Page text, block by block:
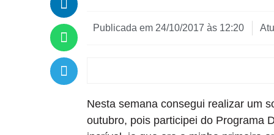
Publicada em 24/10/2017 às 12:20
Nesta semana consegui realizar um
outubro, pois participei do Programa